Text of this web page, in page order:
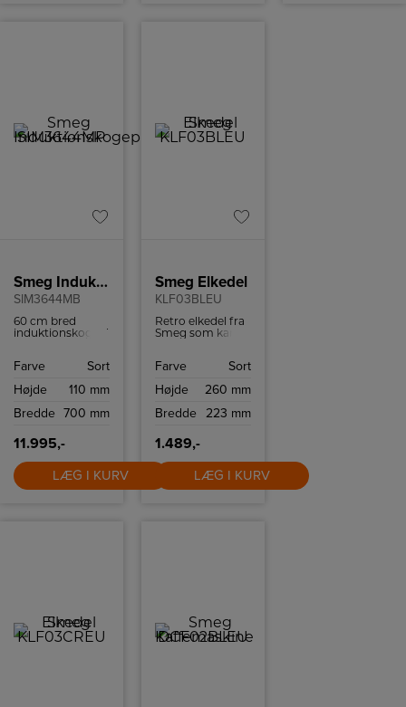
Smeg Induktionskogeplade SIM3644MP
SIM3644MB
60 cm bred
induktionskogeplade
og en keramisk
med lige kanter.
Farve
Sort
Højde
110 mm
Bredde 700 mm
11.995,-
LÆG I KURV
Smeg Elkedel
KLF03BLEU
Retro elkedel fra
Smeg som kan
tørkogningssikring
ved 100ºC.
Farve
Sort
Højde
260 mm
Bredde
223 mm
1.489,-
LÆG I KURV